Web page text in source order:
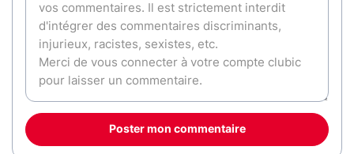
Poster mon commentaire